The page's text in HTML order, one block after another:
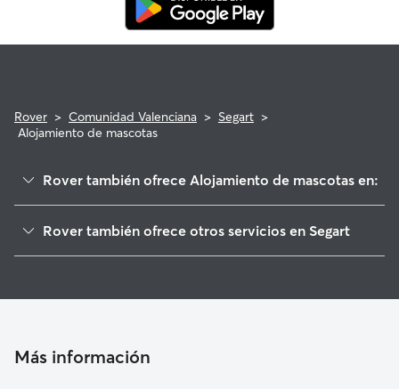
Rover > Comunidad Valenciana > Segart >
Alojamiento de mascotas
Rover también ofrece Alojamiento de mascotas en:
Náquera
Serra
Rover también ofrece otros servicios en Segart
Cuidadores a domicilio en Segart
Más información